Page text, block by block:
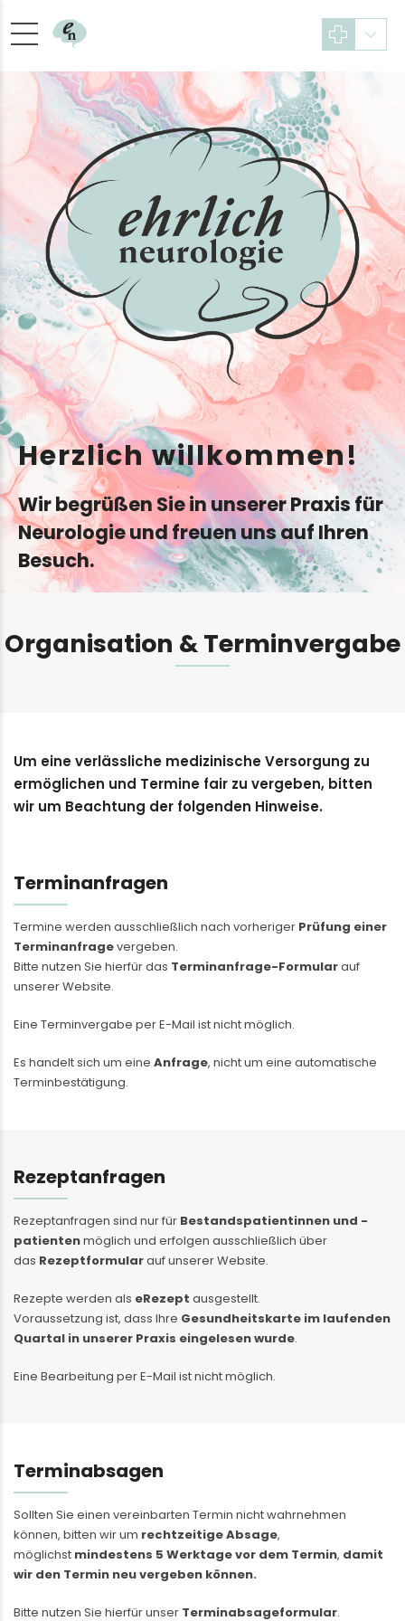
Herzlich willkommen!
Wir begrüßen Sie in unserer Praxis für
Neurologie und freuen uns auf Ihren
Besuch.
Organisation & Terminvergabe
Um eine verlässliche medizinische Versorgung zu
ermöglichen und Termine fair zu vergeben, bitten
wir um Beachtung der folgenden Hinweise.
Terminanfragen
Termine werden ausschließlich nach vorheriger Prüfung einer
Terminanfragevergeben.
Bitte nutzen Sie hierfür das Terminanfrage-Formularauf
unserer Website.
Eine Terminvergabe per E-Mail ist nicht möglich.
Es handelt sich um eine Anfrage, nicht um eine automatische
Terminbestätigung.
Rezeptanfragen
Rezeptanfragen sind nur für Bestandspatientinnen und -
patientenmöglich und erfolgen ausschließlich über
das Rezeptformularauf unserer Website.
Rezepte werden als eRezept ausgestellt.
Voraussetzung ist, dass Ihre Gesundheitskarte im laufenden
Quartal in unserer Praxis eingelesen wurde.
Eine Bearbeitung per E-Mail ist nicht möglich.
Terminabsagen
Sollten Sie einen vereinbarten Termin nicht wahrnehmen
können, bitten wir um rechtzeitige Absage,
möglichst mindestens 5 Werktage vor dem Termin, damit
wir den Termin neu vergeben können.
Bitte nutzen Sie hierfür unser Terminabsageformular.